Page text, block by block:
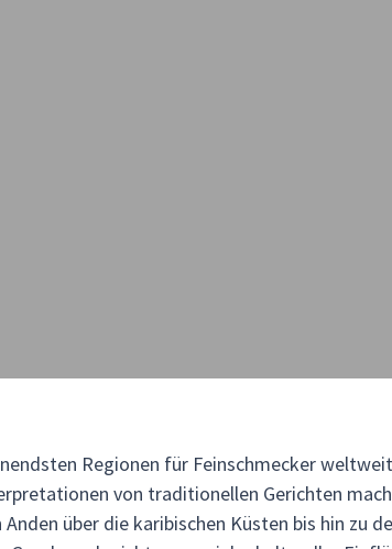
Regionen für Feinschmecker
von traditionellen Gerichten
über die karibischen Küsten bis hin zu